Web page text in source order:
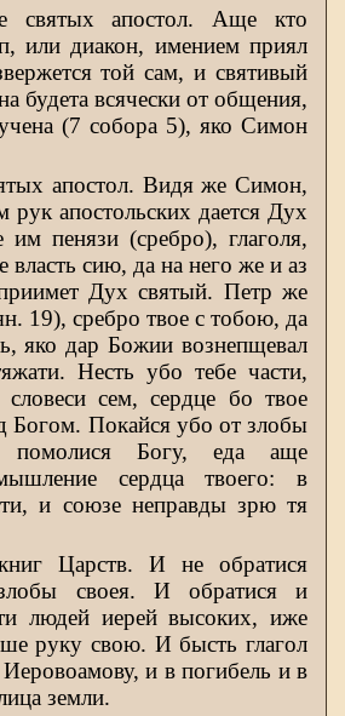
святых апостол. Аще кто
или диакон, имением приял
той сам, и святивый
будета всячески от общения,
(7 собора 5), яко Симон
апостол. Видя же Симон,
рук апостольских дается Дух
им пенязи (сребро), глаголя,
власть сию, да на него же и аз
Дух святый. Петр же
19), сребро твое с тобою, да
яко дар Божии вознепщевал
Несть убо тебе части,
сем, сердце бо твое
Богом. Покайся убо от злобы
Богу, еда аще
сердца твоего: в
и союзе неправды зрю тя
Царств. И не обратися
своея. И обратися и
людей иерей высоких, иже
руку свою. И бысть глагол
и в погибель и в
земли.